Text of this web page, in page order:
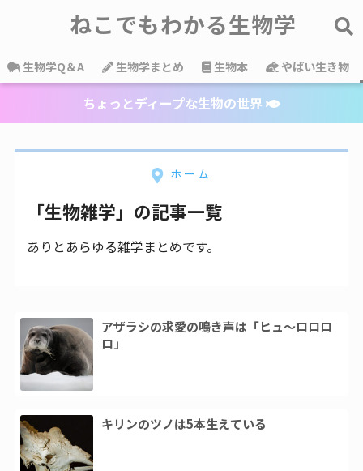
ねこでもわかる生物学
生物学Q＆A 生物学まとめ 生物本 やばい生き物
ちょっとディープな生物の世界
ホーム
「生物雑学」の記事一覧
ありとあらゆる雑学まとめです。
アザラシの求愛の鳴き声は「ヒュ～ロロロ
ロ」
キリンのツノは5本生えている